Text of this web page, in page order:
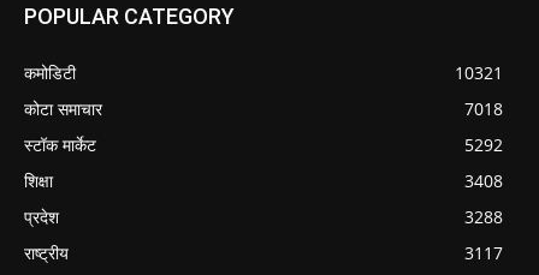
POPULAR CATEGORY
कमोडिटी
10321
कोटा समाचार
7018
स्टॉक मार्केट
5292
शिक्षा
3408
प्रदेश
3288
राष्ट्रीय
3117